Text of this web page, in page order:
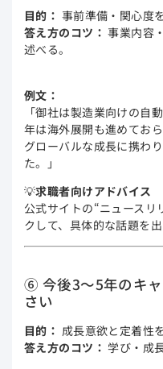
目的： 事前準備・関心度
答え方のコツ： 事業内容
述べる。
例文：
「御社は製造業向けの自
年は海外展開も進めておら
グローバルな成長に携わ
た。」
💡求職者向けアドバイス
公式サイトの“ニュースリ
クして、具体的な話題を出
⑥ 今後3〜5年のキ
さい
目的： 成長意欲と定着性
答え方のコツ： 学び・成